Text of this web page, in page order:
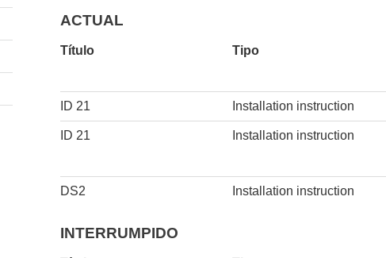
ACTUAL
Título Tipo
ID 21 Installation instruction
ID 21 Installation instruction
DS2 Installation instruction
INTERRUMPIDO